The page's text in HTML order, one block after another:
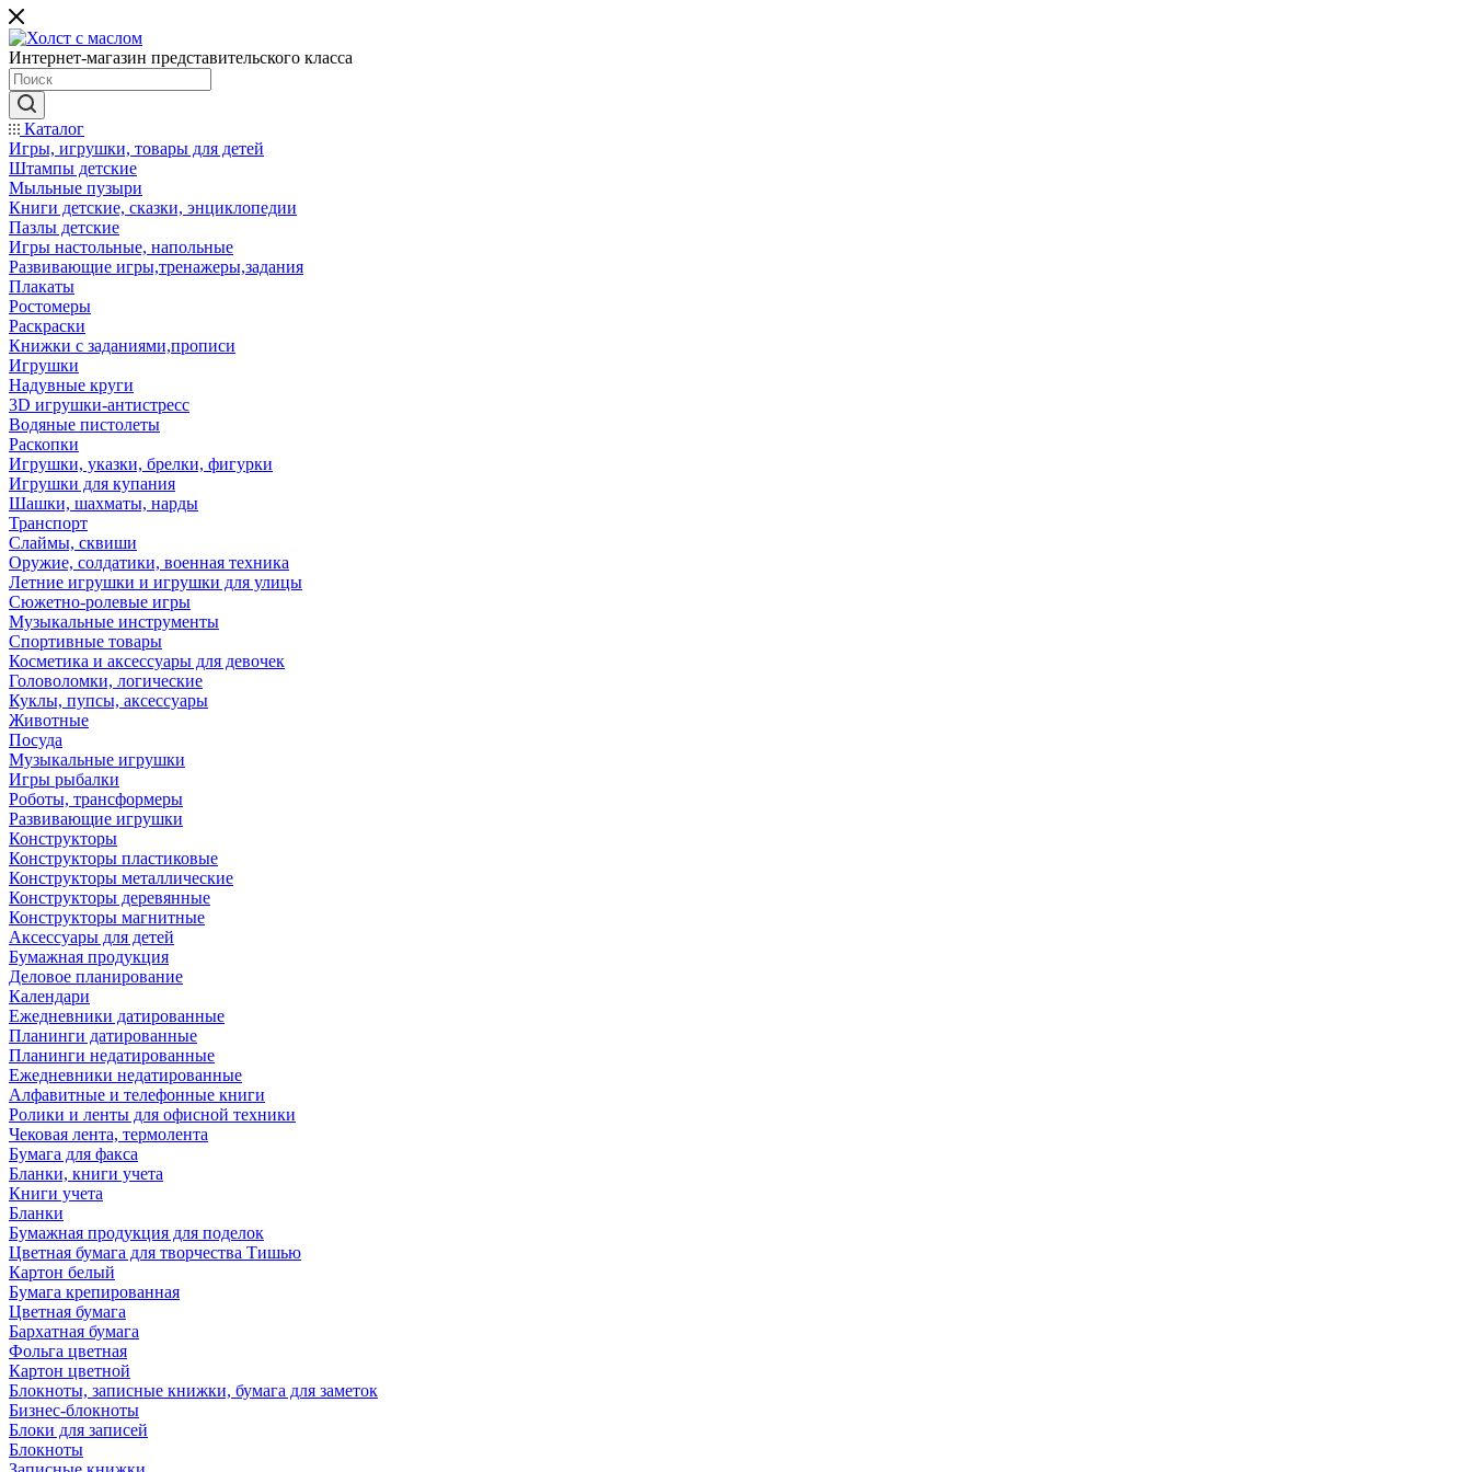
Интернет-магазин представительского класса
Каталог
Игры, игрушки, товары для детей
Штампы детские
Мыльные пузыри
Книги детские, сказки, энциклопедии
Пазлы детские
Игры настольные, напольные
Развивающие игры,тренажеры,задания
Плакаты
Ростомеры
Раскраски
Книжки с заданиями,прописи
Игрушки
Надувные круги
3D игрушки-антистресс
Водяные пистолеты
Раскопки
Игрушки, указки, брелки, фигурки
Игрушки для купания
Шашки, шахматы, нарды
Транспорт
Слаймы, сквиши
Оружие, солдатики, военная техника
Летние игрушки и игрушки для улицы
Сюжетно-ролевые игры
Музыкальные инструменты
Спортивные товары
Косметика и аксессуары для девочек
Головоломки, логические
Куклы, пупсы, аксессуары
Животные
Посуда
Музыкальные игрушки
Игры рыбалки
Роботы, трансформеры
Развивающие игрушки
Конструкторы
Конструкторы пластиковые
Конструкторы металлические
Конструкторы деревянные
Конструкторы магнитные
Аксессуары для детей
Бумажная продукция
Деловое планирование
Календари
Ежедневники датированные
Планинги датированные
Планинги недатированные
Ежедневники недатированные
Алфавитные и телефонные книги
Ролики и ленты для офисной техники
Чековая лента, термолента
Бумага для факса
Бланки, книги учета
Книги учета
Бланки
Бумажная продукция для поделок
Цветная бумага для творчества Тишью
Картон белый
Бумага крепированная
Цветная бумага
Бархатная бумага
Фольга цветная
Картон цветной
Блокноты, записные книжки, бумага для заметок
Бизнес-блокноты
Блоки для записей
Блокноты